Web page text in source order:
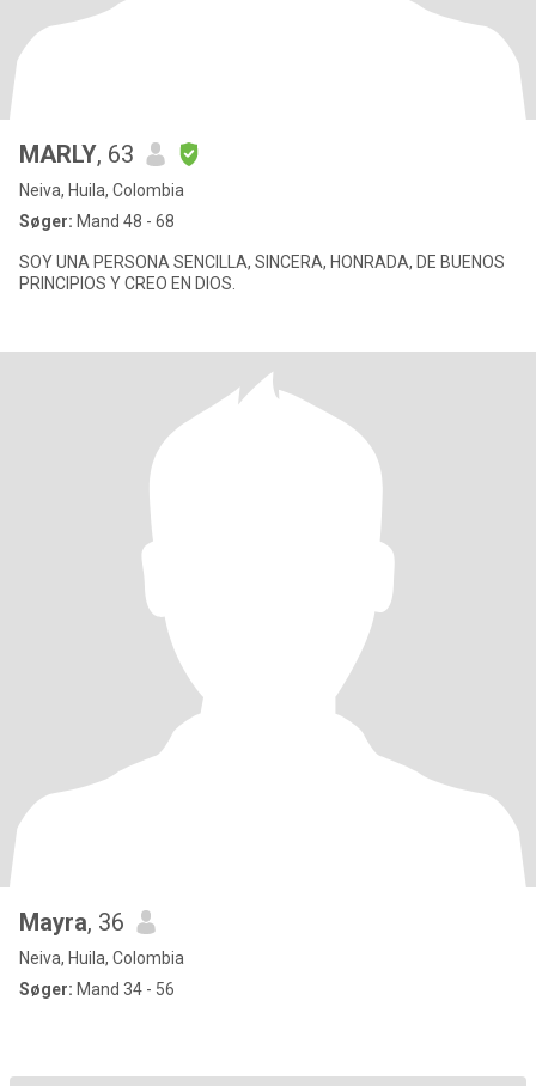
MARLY, 63
Neiva, Huila, Colombia
Søger: Mand 48 - 68
SOY UNA PERSONA SENCILLA, SINCERA, HONRADA, DE BUENOS
PRINCIPIOS Y CREO EN DIOS.
Mayra, 36
Neiva, Huila, Colombia
Søger: Mand 34 - 56